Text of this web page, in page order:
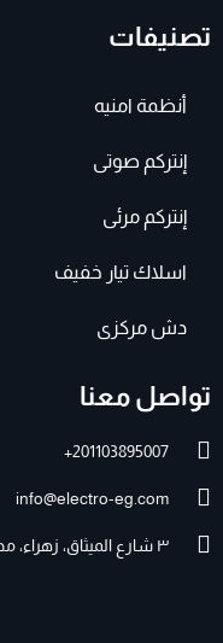
تصنيفات
أنظمة امنيه
إنتركم صوتى
إنتركم مرئى
اسلاك تيار خفيف
دش مركزى
تواصل معنا
201103895007+
info@electro-eg.com
٣ شارع الميثاق، زهراء، مدينة نصر،القاهرة، مصر